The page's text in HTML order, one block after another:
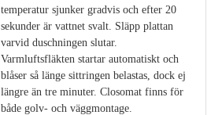
temperatur sjunker gradvis och efter 20
sekunder är vattnet svalt. Släpp plattan
varvid duschningen slutar.
Varmluftsfläkten startar automatiskt och
blåser så länge sittringen belastas, dock ej
längre än tre minuter. Closomat finns för
både golv- och väggmontage.